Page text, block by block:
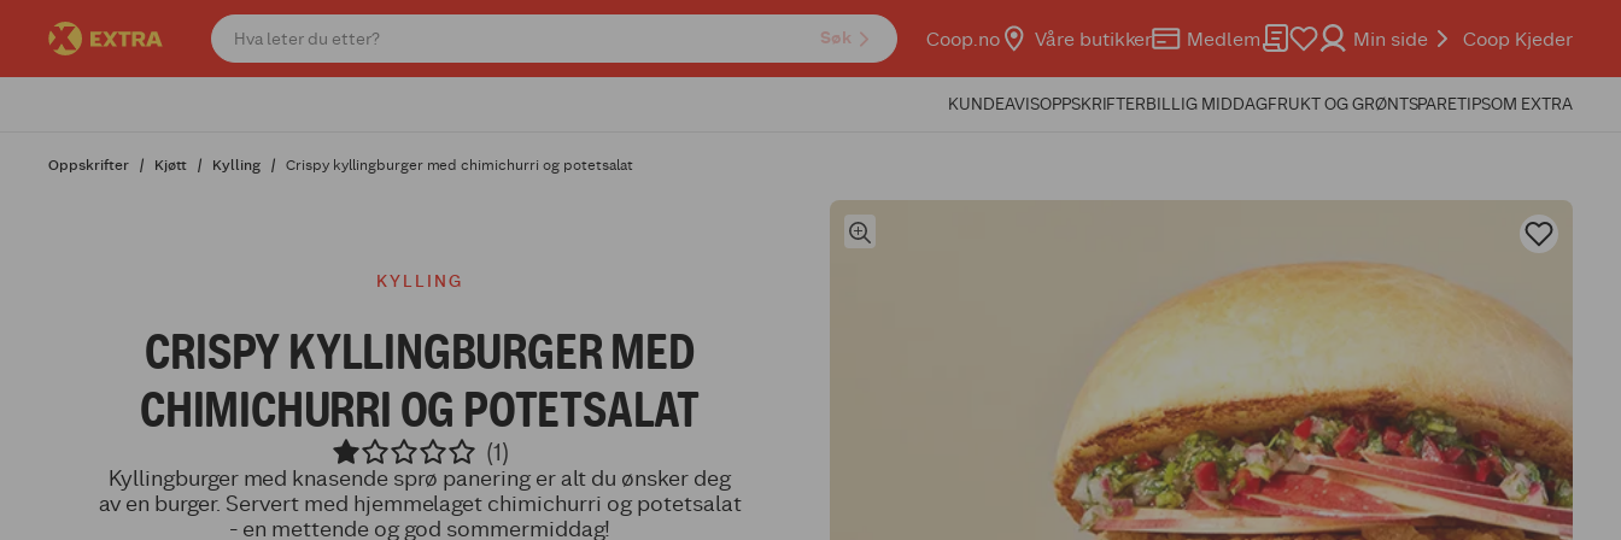
Søk Coop.no Våre butikker Medlem Min side Coop Kjeder
KUNDEAVISOPPSKRIFTERBILLIG MIDDAGFRUKT OG GRØNTSPARETIPSOM EXTRA
Oppskrifter Kjøtt Kylling Crispy kyllingburger med chimichurri og potetsalat
KYLLING
CRISPY KYLLINGBURGER MED
CHIMICHURRI OG POTETSALAT
(1)
Kyllingburger med knasende sprø panering er alt du ønsker deg
av en burger. Servert med hjemmelaget chimichurri og potetsalat
- en mettende og god sommermiddag!